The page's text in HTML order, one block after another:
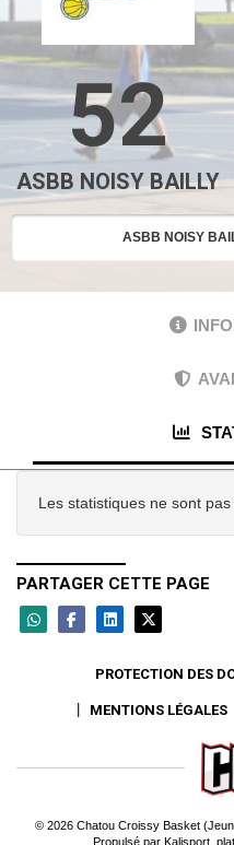
52
ASBB NOISY BAILLY
ASBB NOISY
Les statistiques ne sont
PARTAGER CETTE PAGE
PROTECTION DES
MENTIONS LÉGALES
© 2026 Chatou Croissy Basket
Propulsé par Kalisport,